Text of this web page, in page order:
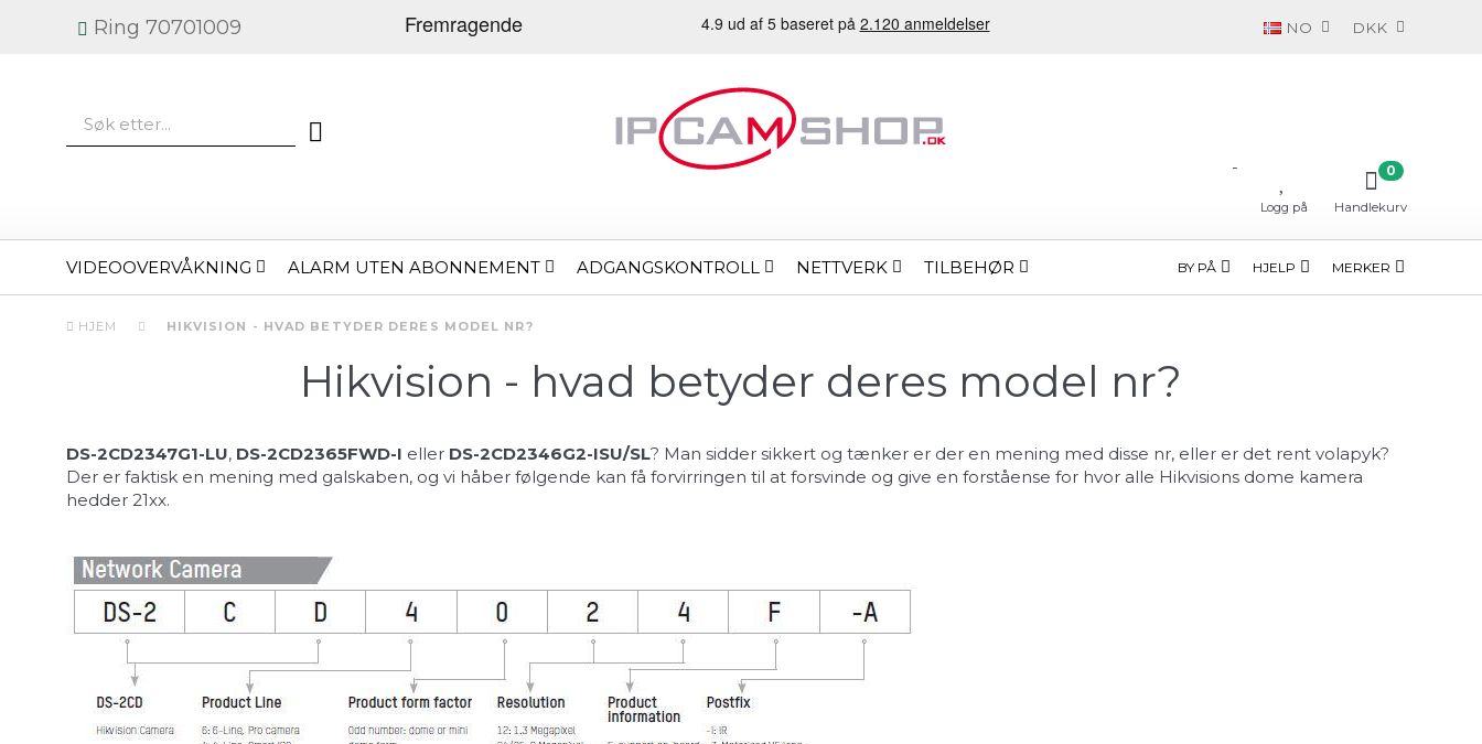
NO DKK
Ring 70701009
-
Logg på Handlekurv
0
VIDEOOVERVÅKNING ALARM UTEN ABONNEMENT ADGANGSKONTROLL NETTVERK TILBEHØR BY PÅ HJELP MERKER
HJEM HIKVISION - HVAD BETYDER DERES MODEL NR?
Hikvision - hvad betyder deres model nr?
DS-2CD2347G1-LU, DS-2CD2365FWD-I eller DS-2CD2346G2-ISU/SL? Man sidder sikkert og tænker er der en mening med disse nr, eller er det rent volapyk?
Der er faktisk en mening med galskaben, og vi håber følgende kan få forvirringen til at forsvinde og give en forståense for hvor alle Hikvisions dome kamera
hedder 21xx.